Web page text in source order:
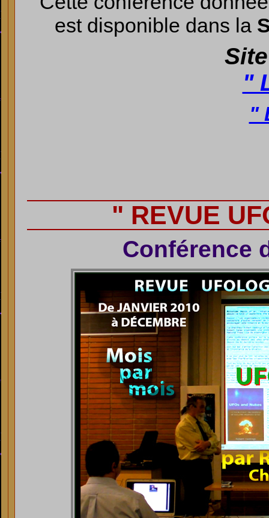
est disponible dans la
"
"
" REVUE
Conférence